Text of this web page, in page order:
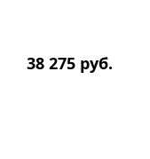
38 275 руб.